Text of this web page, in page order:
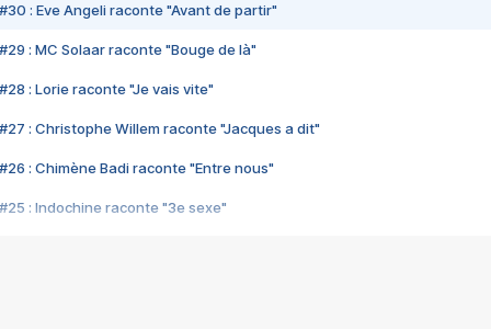
#30 : Eve Angeli raconte "Avant de partir"
#29 : MC Solaar raconte "Bouge de là"
#28 : Lorie raconte "Je vais vite"
#27 : Christophe Willem raconte "Jacques a dit"
#26 : Chimène Badi raconte "Entre nous"
#25 : Indochine raconte "3e sexe"